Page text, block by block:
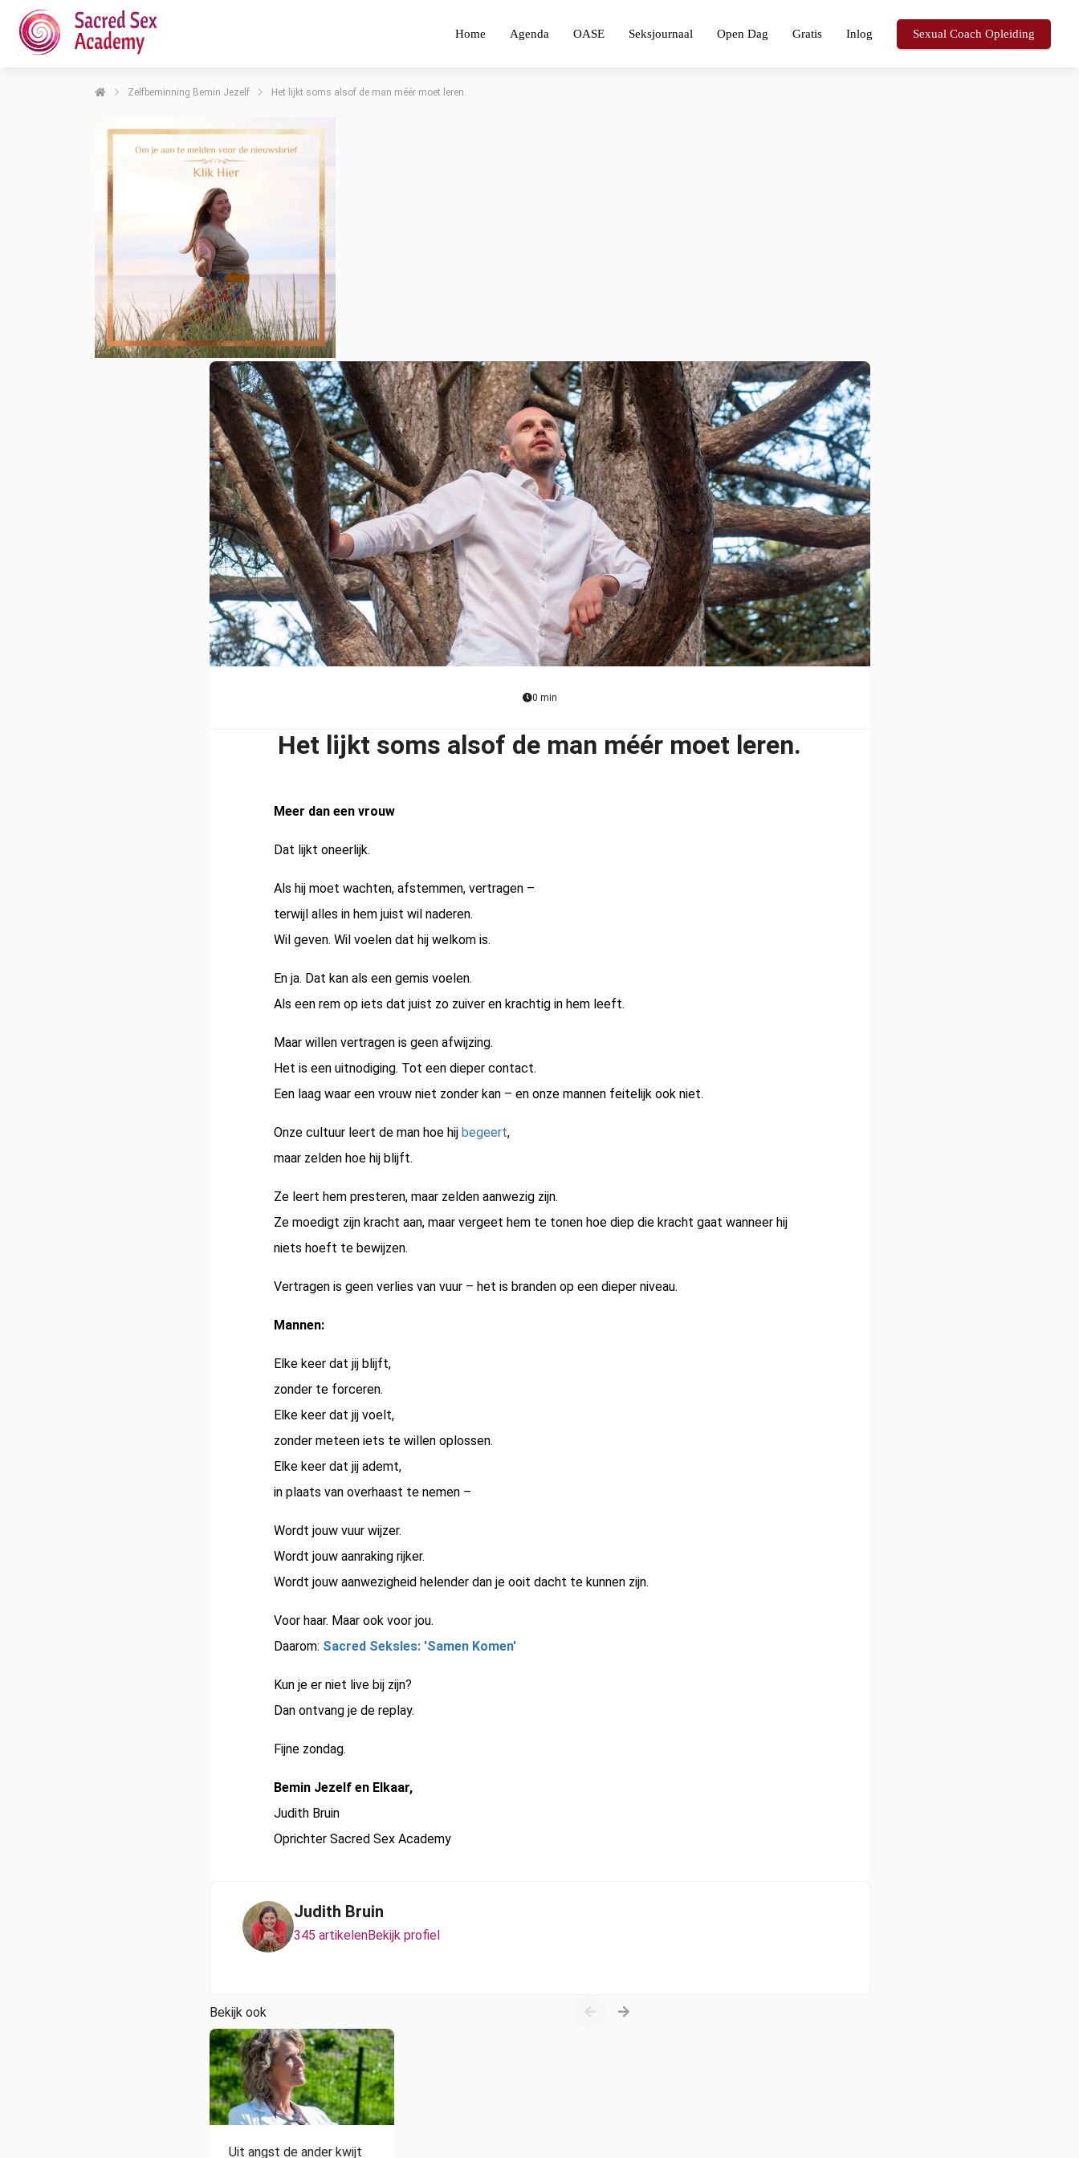
Home Agenda OASE Seksjournaal Open Dag Gratis Inlog Sexual Coach Opleiding
Zelfbeminning Bemin Jezelf Het lijkt soms alsof de man méér moet leren.
0 min
Het lijkt soms alsof de man méér moet leren.
Meer dan een vrouw
Dat lijkt oneerlijk.
Als hij moet wachten, afstemmen, vertragen –
terwijl alles in hem juist wil naderen.
Wil geven. Wil voelen dat hij welkom is.
En ja. Dat kan als een gemis voelen.
Als een rem op iets dat juist zo zuiver en krachtig in hem leeft.
Maar willen vertragen is geen afwijzing.
Het is een uitnodiging. Tot een dieper contact.
Een laag waar een vrouw niet zonder kan – en onze mannen feitelijk ook niet.
Onze cultuur leert de man hoe hij begeert,
maar zelden hoe hij blijft.
Ze leert hem presteren, maar zelden aanwezig zijn.
Ze moedigt zijn kracht aan, maar vergeet hem te tonen hoe diep die kracht gaat wanneer hij
niets hoeft te bewijzen.
Vertragen is geen verlies van vuur – het is branden op een dieper niveau.
Mannen:
Elke keer dat jij blijft,
zonder te forceren.
Elke keer dat jij voelt,
zonder meteen iets te willen oplossen.
Elke keer dat jij ademt,
in plaats van overhaast te nemen –
Wordt jouw vuur wijzer.
Wordt jouw aanraking rijker.
Wordt jouw aanwezigheid helender dan je ooit dacht te kunnen zijn.
Voor haar. Maar ook voor jou.
Daarom: Sacred Seksles: 'Samen Komen'
Kun je er niet live bij zijn?
Dan ontvang je de replay.
Fijne zondag.
Bemin Jezelf en Elkaar,
Judith Bruin
Oprichter Sacred Sex Academy
Judith Bruin
345 artikelenBekijk profiel
Bekijk ook
Uit angst de ander kwijt